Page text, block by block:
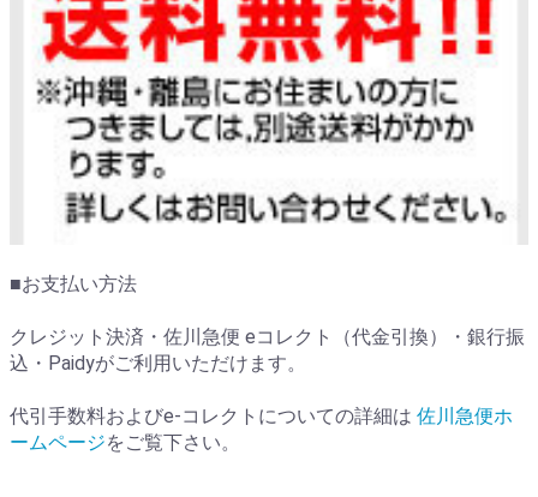
■お支払い方法
クレジット決済・佐川急便 eコレクト（代金引換）・銀行振
込・Paidyがご利用いただけます。
代引手数料およびe-コレクトについての詳細は 佐川急便ホ
ームページをご覧下さい。